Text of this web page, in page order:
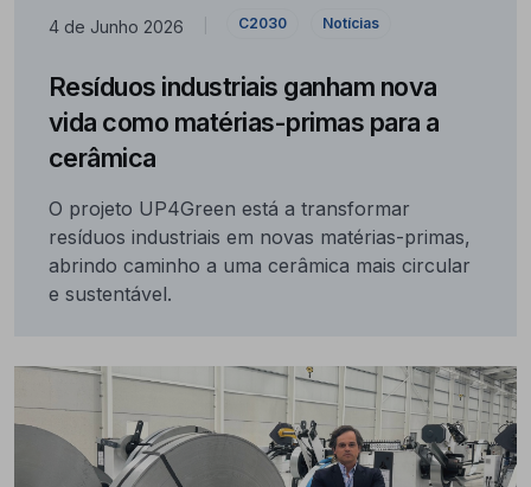
4 de Junho 2026 C2030 Notícias
Resíduos industriais ganham nova
vida como matérias-primas para a
cerâmica
O projeto UP4Green está a transformar
resíduos industriais em novas matérias-primas,
abrindo caminho a uma cerâmica mais circular
e sustentável.